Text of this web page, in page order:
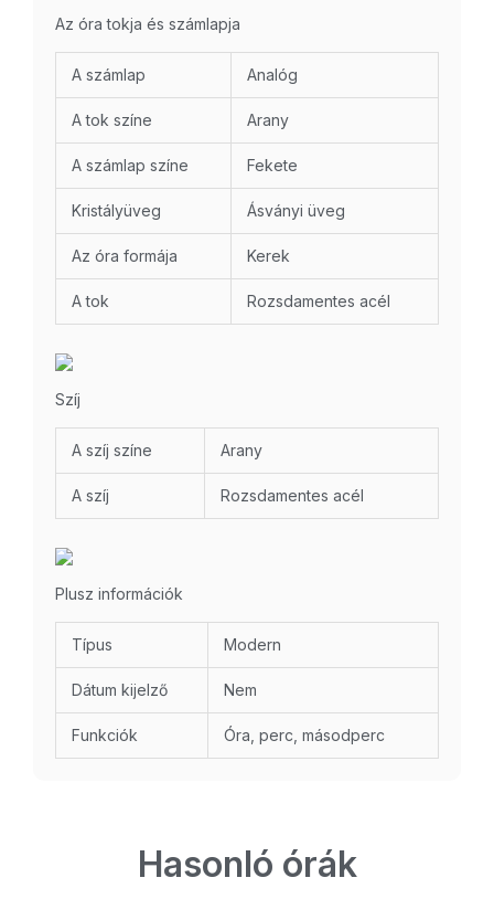
Az óra tokja és számlapja
A számlap Analóg
A tok színe Arany
A számlap színe Fekete
Kristályüveg Ásványi üveg
Az óra formája Kerek
A tok Rozsdamentes acél
Szíj
A szíj színe Arany
A szíj Rozsdamentes acél
Plusz információk
Típus Modern
Dátum kijelző Nem
Funkciók Óra, perc, másodperc
Hasonló órák